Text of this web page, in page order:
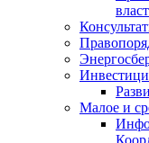
Малое и